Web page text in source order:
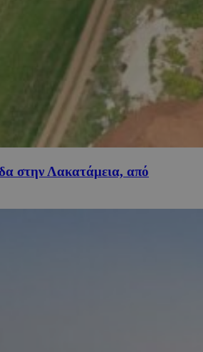
στην Λακατάμεια, από